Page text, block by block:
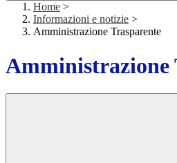
Home >
Informazioni e notizie >
Amministrazione Trasparente
Amministrazione